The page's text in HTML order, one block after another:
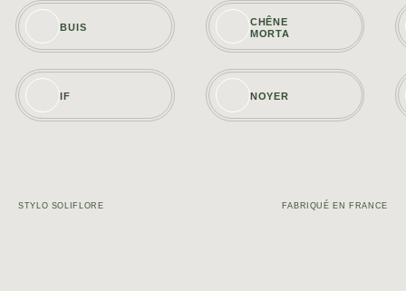
BUIS
CHÊNE
MORTA
IF NOYER
STYLO SOLIFLORE FABRIQUÉ EN FRANCE